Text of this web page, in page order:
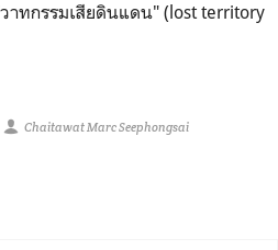
าทกรรมเสียดินแดน" (lost territory
Chaitawat Marc Seephongsai